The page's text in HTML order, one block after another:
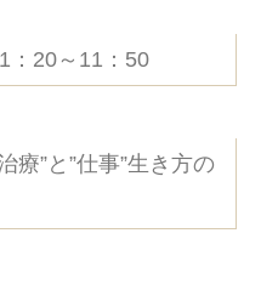
20～11：50
療”と”仕事”生き方の